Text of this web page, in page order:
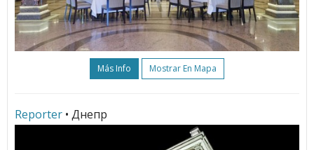
Más Info Mostrar En Mapa
Reporter • Днепр